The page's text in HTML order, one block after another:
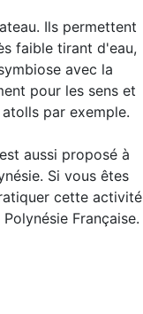
Ils permettent
faible tirant d'eau,
avec la
pour les sens et
par exemple.
aussi proposé à
Si vous êtes
cette activité
Française.